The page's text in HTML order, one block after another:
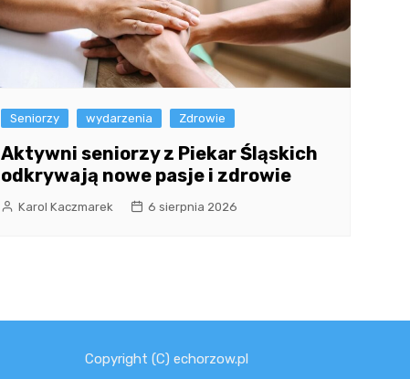
Seniorzy wydarzenia Zdrowie
Aktywni seniorzy z Piekar Śląskich
odkrywają nowe pasje i zdrowie
Karol Kaczmarek 6 sierpnia 2026
Copyright (C) echorzow.pl